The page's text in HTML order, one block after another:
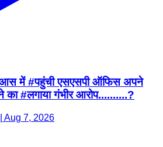
आस में #पहुंची एसएसपी ऑफिस अपने
का #लगाया गंभीर आरोप..........?
Aug 7, 2026